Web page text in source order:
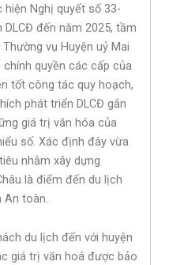
Nghị quyết số 33-
đến năm 2025, tầm
vụ Huyện uỷ Mai
quyền các cấp của
tốt công tác quy hoạch,
phát triển DLCĐ gắn
giá trị văn hóa của
số. Xác định đây vừa
nhằm xây dựng
là điểm đến du lịch
An toàn.
du lịch đến với huyện
giá trị văn hoá được bảo